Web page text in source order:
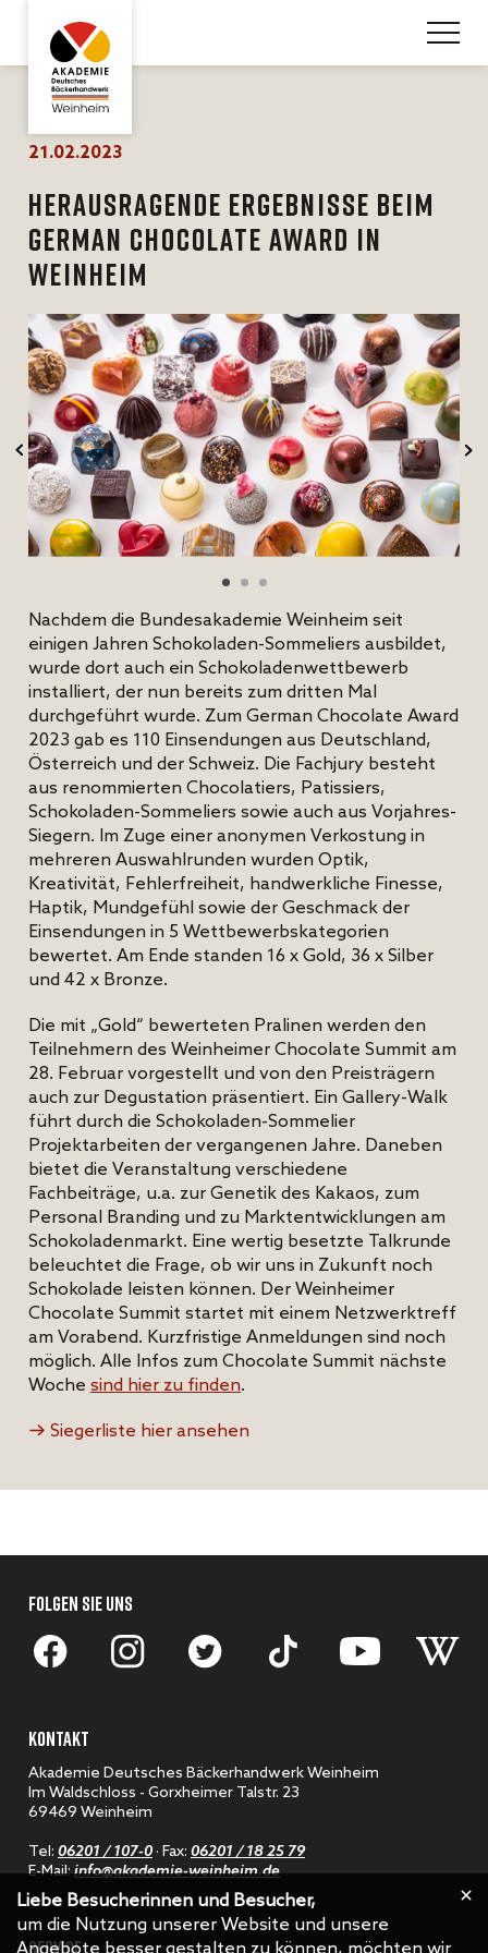
21.02.2023
Herausragende Ergebnisse beim
German Chocolate Award in
Weinheim
Nachdem die Bundesakademie Weinheim seit
einigen Jahren Schokoladen-Sommeliers ausbildet,
wurde dort auch ein Schokoladenwettbewerb
installiert, der nun bereits zum dritten Mal
durchgeführt wurde. Zum German Chocolate Award
2023 gab es 110 Einsendungen aus Deutschland,
Österreich und der Schweiz. Die Fachjury besteht
aus renommierten Chocolatiers, Patissiers,
Schokoladen-Sommeliers sowie auch aus Vorjahres-
Siegern. Im Zuge einer anonymen Verkostung in
mehreren Auswahlrunden wurden Optik,
Kreativität, Fehlerfreiheit, handwerkliche Finesse,
Haptik, Mundgefühl sowie der Geschmack der
Einsendungen in 5 Wettbewerbskategorien
bewertet. Am Ende standen 16 x Gold, 36 x Silber
und 42 x Bronze.
Die mit „Gold“ bewerteten Pralinen werden den
Teilnehmern des Weinheimer Chocolate Summit am
28. Februar vorgestellt und von den Preisträgern
auch zur Degustation präsentiert. Ein Gallery-Walk
führt durch die Schokoladen-Sommelier
Projektarbeiten der vergangenen Jahre. Daneben
bietet die Veranstaltung verschiedene
Fachbeiträge, u.a. zur Genetik des Kakaos, zum
Personal Branding und zu Marktentwicklungen am
Schokoladenmarkt. Eine wertig besetzte Talkrunde
beleuchtet die Frage, ob wir uns in Zukunft noch
Schokolade leisten können. Der Weinheimer
Chocolate Summit startet mit einem Netzwerktreff
am Vorabend. Kurzfristige Anmeldungen sind noch
möglich. Alle Infos zum Chocolate Summit nächste
Woche sind hier zu finden.
Siegerliste hier ansehen
FOLGEN SIE UNS
KONTAKT
Akademie Deutsches Bäckerhandwerk Weinheim
Im Waldschloss - Gorxheimer Talstr. 23
69469 Weinheim
Tel: 06201 / 107-0 · Fax: 06201 / 18 25 79
E-Mail:info@akademie-weinheim.de
SERVICE
Liebe Besucherinnen und Besucher,
um die Nutzung unserer Website und unsere